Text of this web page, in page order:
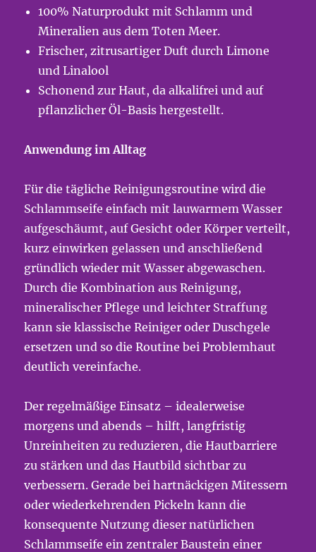
100% Naturprodukt mit Schlamm und
Mineralien aus dem Toten Meer.
Frischer, zitrusartiger Duft durch Limone
und Linalool
Schonend zur Haut, da alkalifrei und auf
pflanzlicher Öl-Basis hergestellt.
Anwendung im Alltag
Für die tägliche Reinigungsroutine wird die
Schlammseife einfach mit lauwarmem Wasser
aufgeschäumt, auf Gesicht oder Körper verteilt,
kurz einwirken gelassen und anschließend
gründlich wieder mit Wasser abgewaschen.
Durch die Kombination aus Reinigung,
mineralischer Pflege und leichter Straffung
kann sie klassische Reiniger oder Duschgele
ersetzen und so die Routine bei Problemhaut
deutlich vereinfache.
Der regelmäßige Einsatz – idealerweise
morgens und abends – hilft, langfristig
Unreinheiten zu reduzieren, die Hautbarriere
zu stärken und das Hautbild sichtbar zu
verbessern. Gerade bei hartnäckigen Mitessern
oder wiederkehrenden Pickeln kann die
konsequente Nutzung dieser natürlichen
Schlammseife ein zentraler Baustein einer